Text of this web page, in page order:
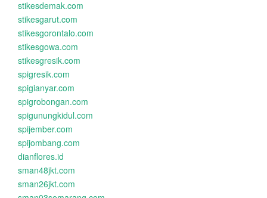
stikesdemak.com
stikesgarut.com
stikesgorontalo.com
stikesgowa.com
stikesgresik.com
spigresik.com
spigianyar.com
spigrobongan.com
spigunungkidul.com
spijember.com
spijombang.com
dianflores.id
sman48jkt.com
sman26jkt.com